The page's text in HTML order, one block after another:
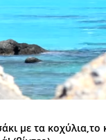
με τα κοχύλια,το